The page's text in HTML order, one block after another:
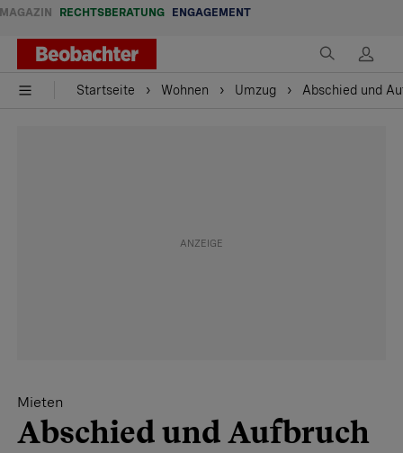
MAGAZIN RECHTSBERATUNG ENGAGEMENT
Startseite Wohnen Umzug Abschied und
Mieten
Abschied und Aufbruch